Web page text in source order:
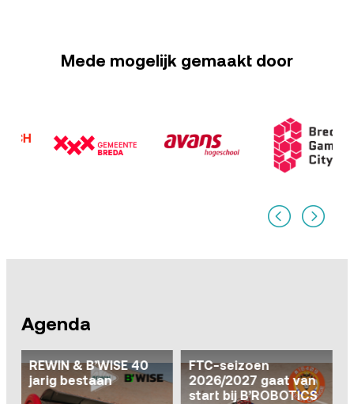
Mede mogelijk gemaakt door
Agenda
REWIN & B’WISE 40
jarig bestaan
FTC-seizoen
2026/2027 gaat van
start bij B’ROBOTICS